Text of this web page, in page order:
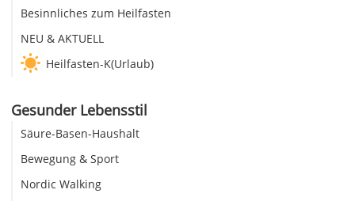
Besinnliches zum Heilfasten
NEU & AKTUELL
Heilfasten-K(Urlaub)
Gesunder Lebensstil
Säure-Basen-Haushalt
Bewegung & Sport
Nordic Walking